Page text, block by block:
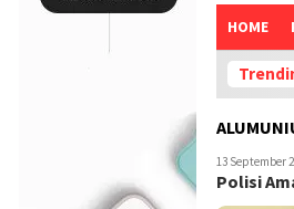
HOME
13 September
Polisi